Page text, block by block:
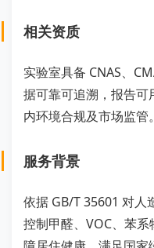
相关资质
实验室具备 CNAS、
据可靠可追溯，报告可
内环境合规及市场监管。
服务背景
依据 GB/T 35601 对人
控制甲醛、VOC、苯